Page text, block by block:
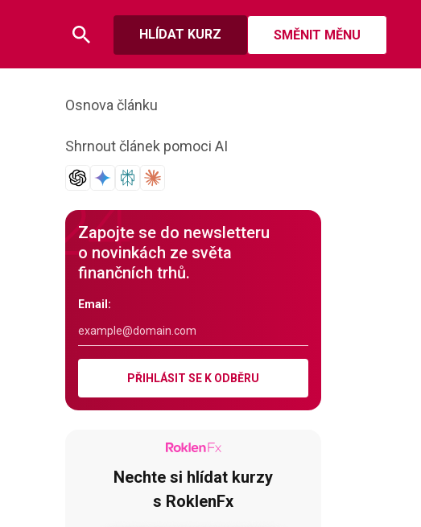
HLÍDAT KURZ SMĚNIT MĚNU
Osnova článku
Shrnout článek pomoci AI
Zapojte se do newsletteru
o novinkách ze světa
finančních trhů.
Email:
PŘIHLÁSIT SE K ODBĚRU
Nechte si hlídat kurzy
s RoklenFx